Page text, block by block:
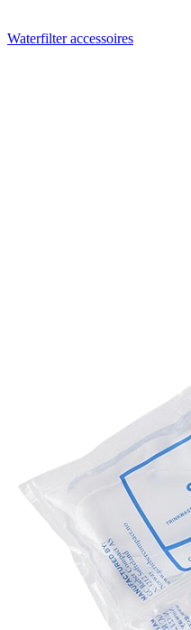
Waterfilter accessoires